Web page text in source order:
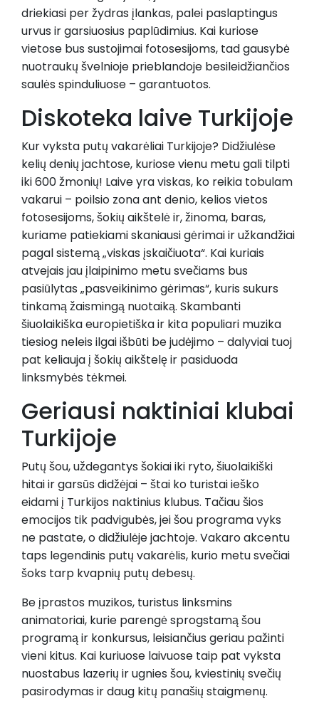
driekiasi per žydras įlankas, palei paslaptingus
urvus ir garsiuosius paplūdimius. Kai kuriose
vietose bus sustojimai fotosesijoms, tad gausybė
nuotraukų švelnioje prieblandoje besileidžiančios
saulės spinduliuose – garantuotos.
Diskoteka laive Turkijoje
Kur vyksta putų vakarėliai Turkijoje? Didžiulėse
kelių denių jachtose, kuriose vienu metu gali tilpti
iki 600 žmonių! Laive yra viskas, ko reikia tobulam
vakarui – poilsio zona ant denio, kelios vietos
fotosesijoms, šokių aikštelė ir, žinoma, baras,
kuriame patiekiami skaniausi gėrimai ir užkandžiai
pagal sistemą „viskas įskaičiuota“. Kai kuriais
atvejais jau įlaipinimo metu svečiams bus
pasiūlytas „pasveikinimo gėrimas“, kuris sukurs
tinkamą žaismingą nuotaiką. Skambanti
šiuolaikiška europietiška ir kita populiari muzika
tiesiog neleis ilgai išbūti be judėjimo – dalyviai tuoj
pat keliauja į šokių aikštelę ir pasiduoda
linksmybės tėkmei.
Geriausi naktiniai klubai
Turkijoje
Putų šou, uždegantys šokiai iki ryto, šiuolaikiški
hitai ir garsūs didžėjai – štai ko turistai ieško
eidami į Turkijos naktinius klubus. Tačiau šios
emocijos tik padvigubės, jei šou programa vyks
ne pastate, o didžiulėje jachtoje. Vakaro akcentu
taps legendinis putų vakarėlis, kurio metu svečiai
šoks tarp kvapnių putų debesų.
Be įprastos muzikos, turistus linksmins
animatoriai, kurie parengė sprogstamą šou
programą ir konkursus, leisiančius geriau pažinti
vieni kitus. Kai kuriuose laivuose taip pat vyksta
nuostabus lazerių ir ugnies šou, kviestinių svečių
pasirodymas ir daug kitų panašių staigmenų.